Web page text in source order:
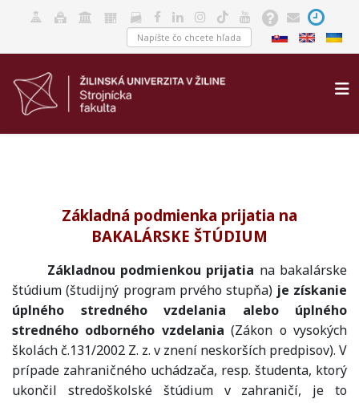
Základná podmienka prijatia na
BAKALÁRSKE ŠTÚDIUM
Základnou podmienkou prijatia na bakalárske
štúdium (študijný program prvého stupňa) je získanie
úplného stredného vzdelania alebo úplného
stredného odborného vzdelania (Zákon o vysokých
školách č.131/2002 Z. z. v znení neskorších predpisov). V
prípade zahraničného uchádzača, resp. študenta, ktorý
ukončil stredoškolské štúdium v zahraničí, je to